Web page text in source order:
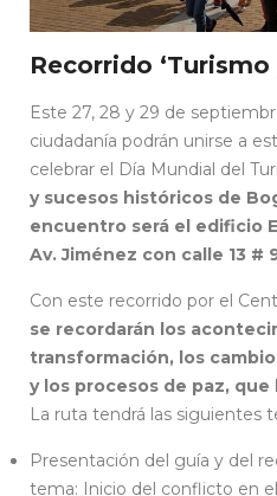
Recorrido ‘Turismo
Este 27, 28 y 29 de
ciudadanía podrán unirse a
celebrar el Día Mundial del
y sucesos históricos de
encuentro será el edificio
Av. Jiménez con calle 13 #
Con este recorrido por el
se recordarán los
transformación, los
y los procesos de paz,
La ruta tendrá las siguientes
Presentación del guía y del
tema: Inicio del conflicto en